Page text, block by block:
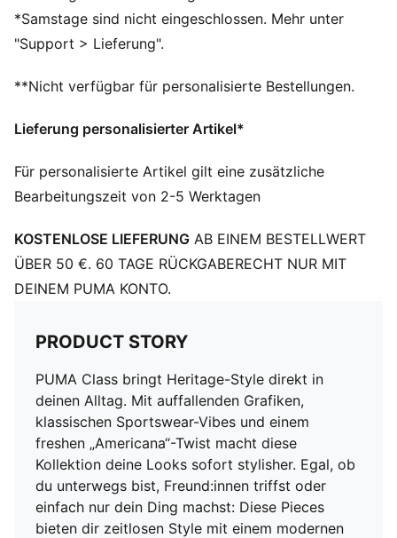
DETAILS
Passform: Regulär
Hauptmaterial: Mesh
Länge: Endet oberhalb des Knies
*Samstage sind nicht eingeschlossen. Mehr unter
"Support > Lieferung".
**Nicht verfügbar für personalisierte Bestellungen.
Lieferung personalisierter Artikel*
Für personalisierte Artikel gilt eine zusätzliche
Bearbeitungszeit von 2-5 Werktagen
KOSTENLOSE LIEFERUNG AB EINEM BESTELLWERT
ÜBER 50 €. 60 TAGE RÜCKGABERECHT NUR MIT
DEINEM PUMA KONTO.
PRODUCT STORY
PUMA Class bringt Heritage-Style direkt in
deinen Alltag. Mit auffallenden Grafiken,
klassischen Sportswear-Vibes und einem
freshen „Americana“-Twist macht diese
Kollektion deine Looks sofort stylisher. Egal, ob
du unterwegs bist, Freund:innen triffst oder
einfach nur dein Ding machst: Diese Pieces
bieten dir zeitlosen Style mit einem modernen